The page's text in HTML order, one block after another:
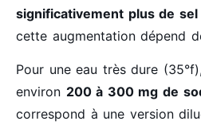
significativement plus de sel
cette augmentation dépend
Pour une eau très dure
environ 200 à 300 mg de
correspond à une version